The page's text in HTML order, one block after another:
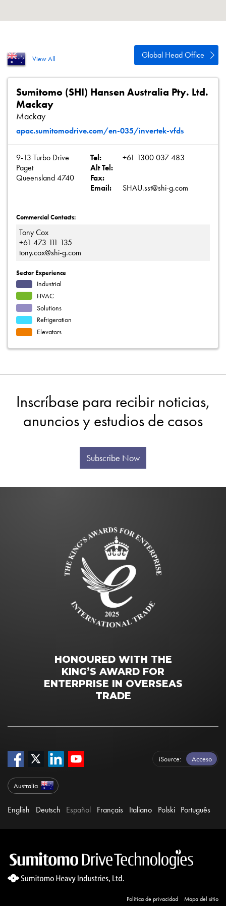
View All Global Head Office
Sumitomo (SHI) Hansen Australia Pty. Ltd.
Mackay
Mackay
apac.sumitomodrive.com/en-035/invertek-vfds
9-13 Turbo Drive
Paget
Queensland 4740
Tel:
+61 1300 037 483
Alt Tel:
Fax:
Email:
SHAU.sst@shi-g.com
Commercial Contacts:
Tony Cox
+61 473 111 135
tony.cox@shi-g.com
Sector Experience
Industrial
HVAC
Solutions
Refrigeration
Elevators
Inscríbase para recibir noticias,
anuncios y estudios de casos
Subscribe Now
HONOURED WITH THE
KING’S AWARD FOR
ENTERPRISE IN OVERSEAS
TRADE
iSource Acceso
Australia
English Deutsch Español Français Italiano Polski Português
Política de privacidad Mapa del sitio
Mapa del sitio
iSource Acceso